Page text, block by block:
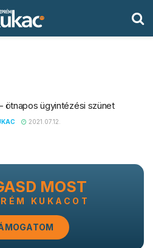
ötnapos ügyintézési szünet
2021.07.12.
MOST
KUKACOT